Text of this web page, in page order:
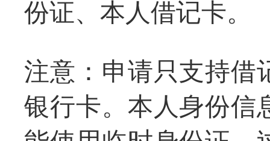
份证、本人借记卡。
注意：申请只支持借
银行卡。本人身份信